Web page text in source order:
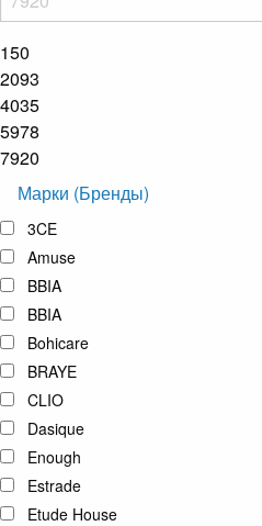
150
2093
4035
5978
7920
Марки (Бренды)
3CE
Amuse
BBIA
BBIA
Bohicare
BRAYE
CLIO
Dasique
Enough
Estrade
Etude House